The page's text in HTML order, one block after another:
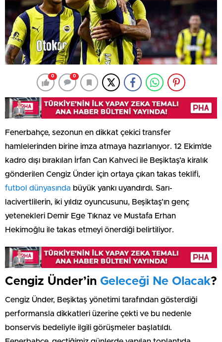
0 0
Fenerbahçe, sezonun en dikkat çekici transfer
hamlelerinden birine imza atmaya hazırlanıyor. 12 Ekim’de
kadro dışı bırakılan İrfan Can Kahveci ile Beşiktaş’a kiralık
gönderilen Cengiz Ünder için ortaya çıkan takas teklifi,
futbol dünyasında büyük yankı uyandırdı. Sarı-
lacivertlilerin, iki yıldız oyuncusunu, Beşiktaş’ın genç
yetenekleri Demir Ege Tıknaz ve Mustafa Erhan
Hekimoğlu ile takas etmeyi önerdiği belirtiliyor.
Cengiz Ünder’in Geleceği Ne Olacak?
Cengiz Ünder, Beşiktaş yönetimi tarafından gösterdiği
performansla dikkatleri üzerine çekti ve bu nedenle
bonservis bedeliyle ilgili görüşmeler başlatıldı.